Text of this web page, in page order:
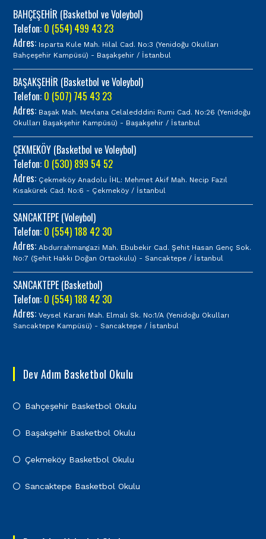
BAHÇEŞEHİR (Basketbol ve Voleybol)
Telefon: 0 (554) 499 43 23
Adres:Isparta Kule Mah. Hilal Cad. No:3 (Yenidoğu Okulları
Bahçeşehir Kampüsü) - Başakşehir / İstanbul
BAŞAKŞEHİR (Basketbol ve Voleybol)
Telefon: 0 (507) 745 43 23
Adres:Başak Mah. Mevlana Celaledddini Rumi Cad. No:26 (Yenidoğu
Okulları Başakşehir Kampüsü) - Başakşehir / İstanbul
ÇEKMEKÖY (Basketbol ve Voleybol)
Telefon: 0 (530) 899 54 52
Adres:Çekmeköy Anadolu İHL: Mehmet Akif Mah. Necip Fazıl
Kısakürek Cad. No:6 - Çekmeköy / İstanbul
SANCAKTEPE (Voleybol)
Telefon: 0 (554) 188 42 30
Adres:Abdurrahmangazi Mah. Ebubekir Cad. Şehit Hasan Genç Sok.
No:7 (Şehit Hakkı Doğan Ortaokulu) - Sancaktepe / İstanbul
SANCAKTEPE (Basketbol)
Telefon: 0 (554) 188 42 30
Adres:Veysel Karani Mah. Elmalı Sk. No:1/A (Yenidoğu Okulları
Sancaktepe Kampüsü) - Sancaktepe / İstanbul
Dev Adım Basketbol Okulu
Bahçeşehir Basketbol Okulu
Başakşehir Basketbol Okulu
Çekmeköy Basketbol Okulu
Sancaktepe Basketbol Okulu